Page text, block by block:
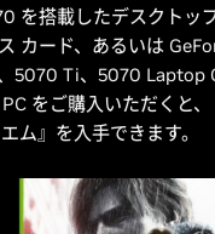
を搭載したデスクトッ
カード、あるいは
5070 Ti、5070 Laptop
をご購入いただくと、
ム』 を入手できます。